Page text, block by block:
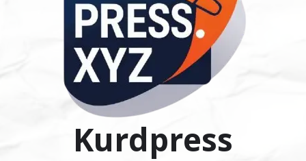
Kurdpress